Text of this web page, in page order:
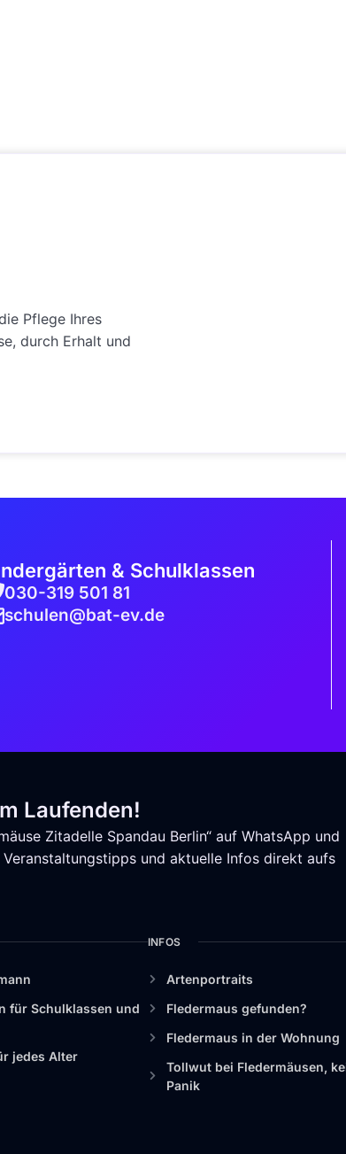
Pflege Ihres
durch Erhalt und
& Schulklassen
030-319 501 81
schulen@bat-ev.de
Laufenden!
Zitadelle Spandau Berlin“ auf WhatsApp und
und aktuelle Infos direkt aufs
für Schulklassen und
jedes Alter
INFOS
Artenportraits
Fledermaus gefunden?
Fledermaus in der Wohnung
Tollwut bei Fledermäusen,
Panik